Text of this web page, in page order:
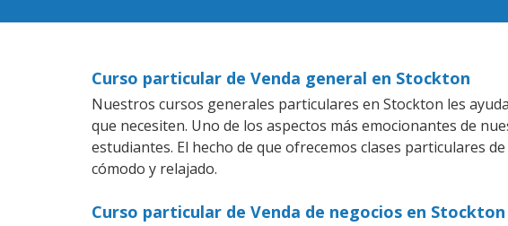
Curso particular de Venda general en Stockton
Nuestros cursos generales particulares en Stockton les
que necesiten. Uno de los aspectos más emocionantes de
estudiantes. El hecho de que ofrecemos clases particulares
cómodo y relajado.
Curso particular de Venda de negocios en Stockton